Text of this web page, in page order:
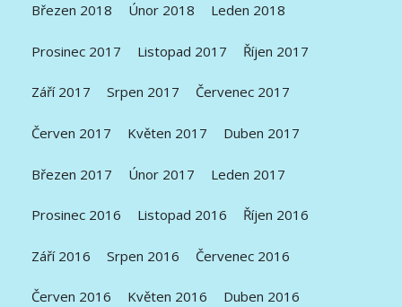
Březen 2018 Únor 2018 Leden 2018
Prosinec 2017 Listopad 2017 Říjen 2017
Září 2017 Srpen 2017 Červenec 2017
Červen 2017 Květen 2017 Duben 2017
Březen 2017 Únor 2017 Leden 2017
Prosinec 2016 Listopad 2016 Říjen 2016
Září 2016 Srpen 2016 Červenec 2016
Červen 2016 Květen 2016 Duben 2016